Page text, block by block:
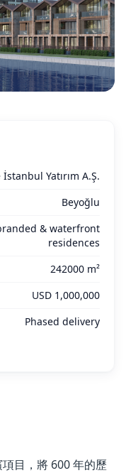
Yatırım A.Ş.
Beyoğlu
& waterfront
residences
242000 m²
USD 1,000,000
Phased delivery
目，將 600 年的歷